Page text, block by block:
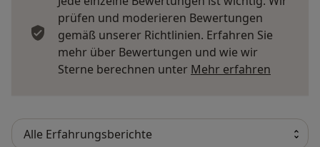
prüfen und moderieren Bewertungen
gemäß unserer Richtlinien. Erfahren Sie
mehr über Bewertungen und wie wir
Sterne berechnen unter Mehr erfahren